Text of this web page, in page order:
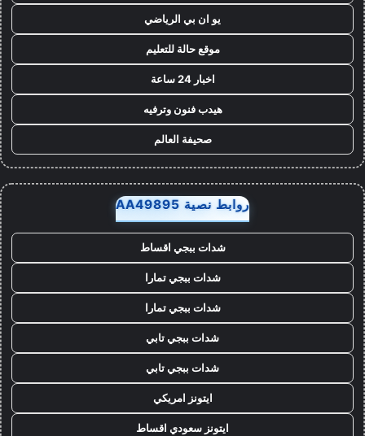
يو ان بي الرياضي
موقع حالة للتعليم
اخبار 24 ساعة
هيدب فنون وترفيه
صحيفة العالم
روابط نصية AA49895
شدات ببجي اقساط
شدات ببجي تمارا
شدات ببجي تمارا
شدات ببجي تابي
شدات ببجي تابي
ايتونز امريكي
ايتونز سعودي اقساط